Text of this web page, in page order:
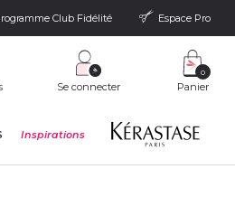
Club Fidélité Espace Pro
Se connecter Panier
0
Inspirations